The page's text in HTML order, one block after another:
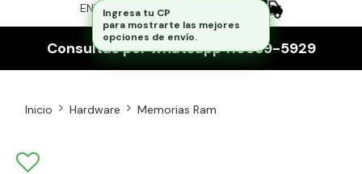
ENVÍO GRATIS A TODO EL PAÍS
Consultas por whatsapp 116559-5929
Inicio Hardware Memorias Ram
Ingresa tu CP
para mostrarte las mejores
opciones de envío.